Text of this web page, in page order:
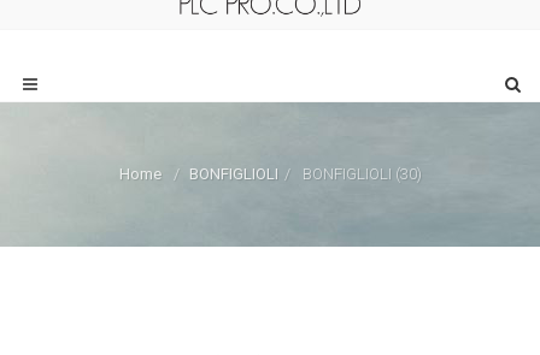
Home / BONFIGLIOLI / BONFIGLIOLI (30)